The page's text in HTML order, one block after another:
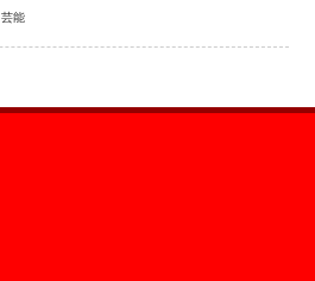
家族生活「母子ともに健康」
芸能